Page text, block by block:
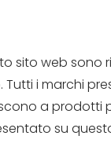
sito web
i marchi
a prodotti
su